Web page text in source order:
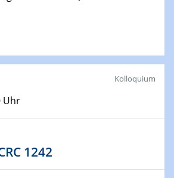
Wirtschaft und Wissenschaft
„Verbundprojekte in
Ein Überblick“
as a Major Enabling
Uhr
Kolloquium
1242